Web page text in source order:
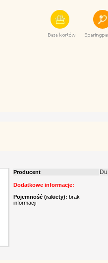
Producent
Dodatkowe informacje:
Pojemność (rakiety): brak
informacji